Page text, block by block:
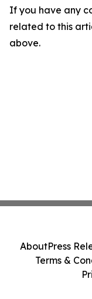
If you have any
related to this
above.
AboutPress
Terms &